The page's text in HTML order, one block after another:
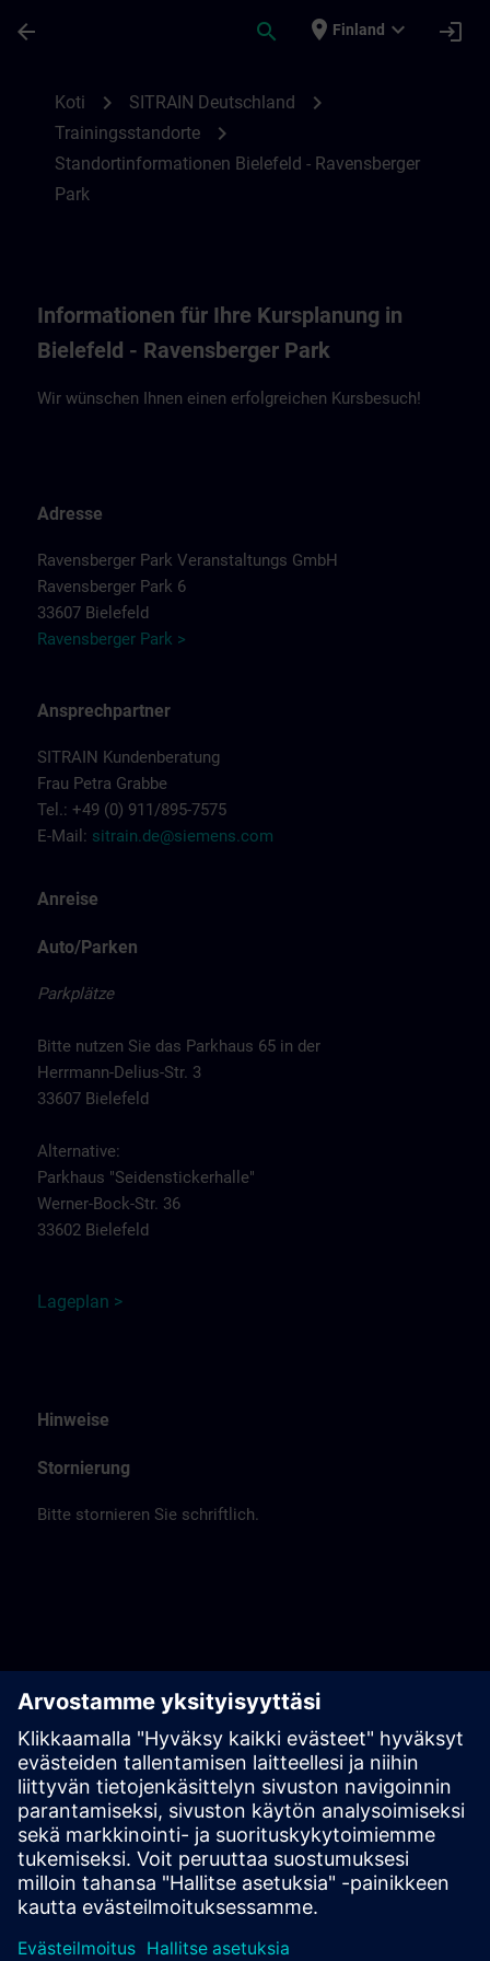
arrow_back search place Finland expand_more login
Koti chevron_right SITRAIN Deutschland chevron_right
Trainingsstandorte chevron_right
Standortinformationen Bielefeld - Ravensberger
Park
Informationen für Ihre Kursplanung in
Bielefeld - Ravensberger Park
Wir wünschen Ihnen einen erfolgreichen Kursbesuch!
Adresse
Ravensberger Park Veranstaltungs GmbH
Ravensberger Park 6
33607 Bielefeld
Ravensberger Park >
Ansprechpartner
SITRAIN Kundenberatung
Frau Petra Grabbe
Tel.: +49 (0) 911/895-7575
E-Mail: sitrain.de@siemens.com
Anreise
Auto/Parken
Parkplätze
Bitte nutzen Sie das Parkhaus 65 in der
Herrmann-Delius-Str. 3
33607 Bielefeld
Alternative:
Parkhaus "Seidenstickerhalle"
Werner-Bock-Str. 36
33602 Bielefeld
Lageplan >
Hinweise
Stornierung
Bitte stornieren Sie schriftlich.